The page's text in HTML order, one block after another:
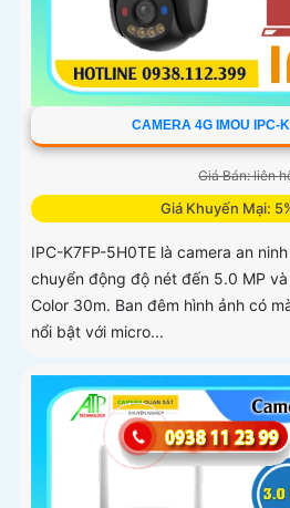
CAMERA 4G IMOU IPC-
Giá Bán: liên
Giá Khuyến Mại:
IPC-K7FP-5H0TE là camera an
chuyển động độ nét đến 5.0 MP
Color 30m. Ban đêm hình ảnh có
nổi bật với micro...